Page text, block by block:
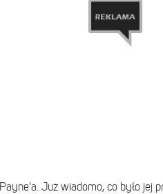
Payne'a. Już wiadomo, co było jej